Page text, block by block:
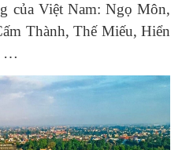
của Việt Nam: Ngọ Môn,
Thành, Thế Miếu, Hiển
…